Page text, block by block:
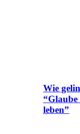
Wie
leben”